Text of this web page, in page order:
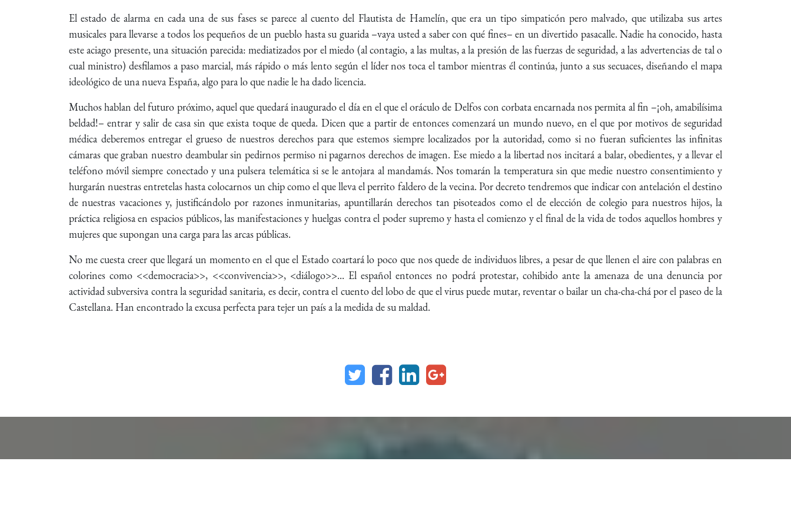
El estado de alarma en cada una de sus fases se parece al cuento del Flautista de Hamelín, que era un tipo simpaticón pero malvado, que utilizaba sus artes
musicales para llevarse a todos los pequeños de un pueblo hasta su guarida –vaya usted a saber con qué fines– en un divertido pasacalle. Nadie ha conocido, hasta
este aciago presente, una situación parecida: mediatizados por el miedo (al contagio, a las multas, a la presión de las fuerzas de seguridad, a las advertencias de tal o
cual ministro) desfilamos a paso marcial, más rápido o más lento según el líder nos toca el tambor mientras él continúa, junto a sus secuaces, diseñando el mapa
ideológico de una nueva España, algo para lo que nadie le ha dado licencia.
Muchos hablan del futuro próximo, aquel que quedará inaugurado el día en el que el oráculo de Delfos con corbata encarnada nos permita al fin –¡oh, amabilísima
beldad!– entrar y salir de casa sin que exista toque de queda. Dicen que a partir de entonces comenzará un mundo nuevo, en el que por motivos de seguridad
médica deberemos entregar el grueso de nuestros derechos para que estemos siempre localizados por la autoridad, como si no fueran suficientes las infinitas
cámaras que graban nuestro deambular sin pedirnos permiso ni pagarnos derechos de imagen. Ese miedo a la libertad nos incitará a balar, obedientes, y a llevar el
teléfono móvil siempre conectado y una pulsera telemática si se le antojara al mandamás. Nos tomarán la temperatura sin que medie nuestro consentimiento y
hurgarán nuestras entretelas hasta colocarnos un chip como el que lleva el perrito faldero de la vecina. Por decreto tendremos que indicar con antelación el destino
de nuestras vacaciones y, justificándolo por razones inmunitarias, apuntillarán derechos tan pisoteados como el de elección de colegio para nuestros hijos, la
práctica religiosa en espacios públicos, las manifestaciones y huelgas contra el poder supremo y hasta el comienzo y el final de la vida de todos aquellos hombres y
mujeres que supongan una carga para las arcas públicas.
No me cuesta creer que llegará un momento en el que el Estado coartará lo poco que nos quede de individuos libres, a pesar de que llenen el aire con palabras en
colorines como <<democracia>>, <<convivencia>>, <diálogo>>... El español entonces no podrá protestar, cohibido ante la amenaza de una denuncia por
actividad subversiva contra la seguridad sanitaria, es decir, contra el cuento del lobo de que el virus puede mutar, reventar o bailar un cha-cha-chá por el paseo de la
Castellana. Han encontrado la excusa perfecta para tejer un país a la medida de su maldad.